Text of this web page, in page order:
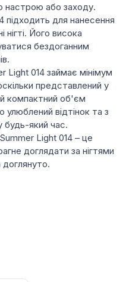
настрою або заходу.
підходить для нанесення
нігті. Його висока
бездоганним
Light 014 займає мінімум
представлений у
компактний об'єм
відтінок та з
будь-який час.
Light 014 – це
доглядати за нігтями
доглянуто.